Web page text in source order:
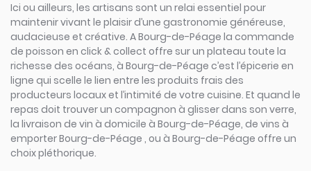
Ici ou ailleurs, les artisans sont un relai essentiel pour
maintenir vivant le plaisir d’une gastronomie généreuse,
audacieuse et créative. A Bourg-de-Péage la commande
de poisson en click & collect offre sur un plateau toute la
richesse des océans, à Bourg-de-Péage c’est l’épicerie en
ligne qui scelle le lien entre les produits frais des
producteurs locaux et l’intimité de votre cuisine. Et quand le
repas doit trouver un compagnon à glisser dans son verre,
la livraison de vin à domicile à Bourg-de-Péage, de vins à
emporter Bourg-de-Péage , ou à Bourg-de-Péage offre un
choix pléthorique.